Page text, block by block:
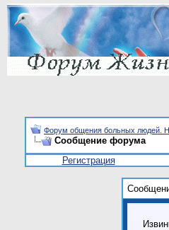
Форум общения больных людей.
Сообщение форума
Регистрация